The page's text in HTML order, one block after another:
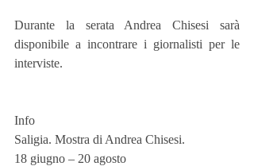
Durante la serata Andrea Chisesi sarà
disponibile a incontrare i giornalisti per le
interviste.
Info
Saligia. Mostra di Andrea Chisesi.
18 giugno – 20 agosto